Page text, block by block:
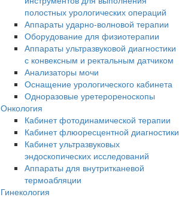
полостных урологических операций
Аппараты ударно-волновой терапии
Оборудование для физиотерапии
Аппараты ультразвуковой диагностики
с конвексным и ректальным датчиком
Анализаторы мочи
Оснащение урологического кабинета
Одноразовые уретерореноскопы
Онкология
Кабинет фотодинамической терапии
Кабинет флюоресцентной диагностики
Кабинет ультразвуковых
эндоскопических исследований
Аппараты для внутритканевой
термоабляции
Гинекология